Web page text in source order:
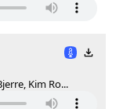
Kim Ro...